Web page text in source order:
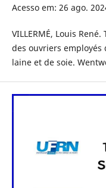
Acesso em: 26 ago.
VILLERMÉ, Louis
des ouvriers
laine et de soie.